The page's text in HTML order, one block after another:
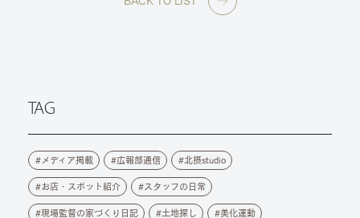
TAG
メディア掲載 広報部通信 北摂studio
お店・スポット紹介 スタッフの日常
現場監督の家づくり日記 土地探し 美化運動